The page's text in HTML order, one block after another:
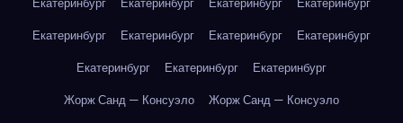
Екатеринбург
Екатеринбург Екатеринбург
Екатеринбург
Екатеринбург
Екатеринбург
Екатеринбург
Жорж Санд — Консуэло
Жорж Санд — Консуэло